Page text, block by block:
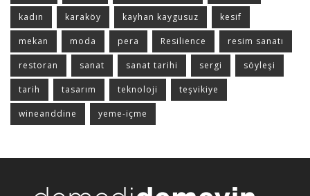
kadın karaköy kayhan kaygusuz kesif
mekan moda pera Resilience resim sanatı
restoran sanat sanat tarihi sergi söyleşi
tarih tasarım teknoloji teşvikiye
wineanddine yeme-içme